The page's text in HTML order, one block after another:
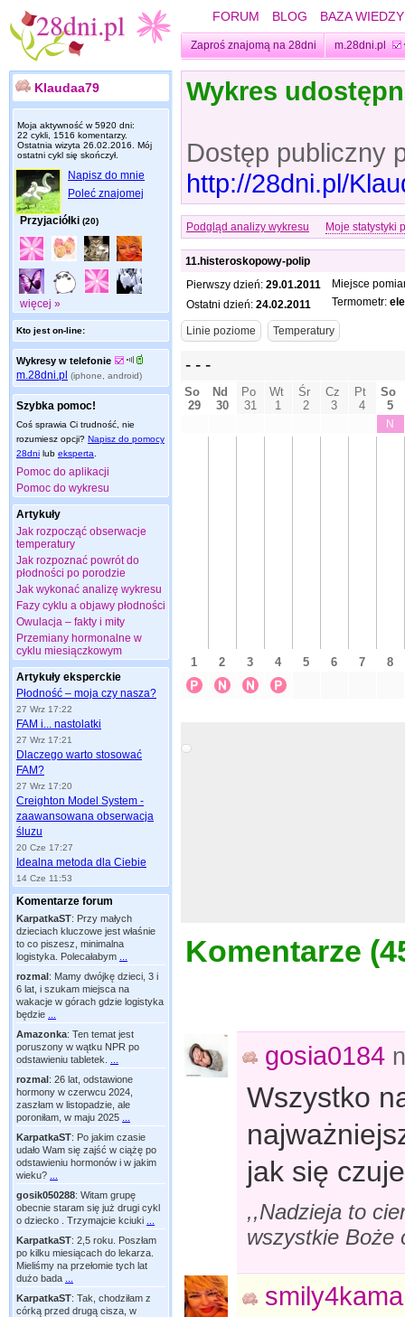
FORUM BLOG BAZA WIEDZY
Zaproś znajomą na 28dni m.28dni.pl
Klaudaa79
Moja aktywność w 5920 dni:
22 cykli, 1516 komentarzy.
Ostatnia wizyta 26.02.2016 . Mój
ostatni cykl się skończył.
Napisz do mnie
Poleć znajomej
Przyjaciółki (20)
więcej »
Kto jest on-line:
Wykresy w telefonie
m.28dni.pl (iphone, android)
Szybka pomoc!
Coś sprawia Ci trudność, nie
rozumiesz opcji? Napisz do pomocy
28dni lub eksperta
Pomoc do aplikacji
Pomoc do wykresu
Artykuły
Jak rozpocząć obserwacje
temperatury
Jak rozpoznać powrót do
płodności po porodzie
Jak wykonać analizę wykresu
Fazy cyklu a objawy płodności
Owulacja – fakty i mity
Przemiany hormonalne w
cyklu miesiączkowym
Artykuły eksperckie
Płodność – moja czy nasza?
27 Wrz 17:22
FAM i... nastolatki
27 Wrz 17:21
Dlaczego warto stosować
FAM?
27 Wrz 17:20
Creighton Model System -
zaawansowana obserwacja
śluzu
20 Cze 17:27
Idealna metoda dla Ciebie
14 Cze 11:53
Komentarze forum
KarpatkaST: Przy małych
dzieciach kluczowe jest właśnie
to co piszesz, minimalna
logistyka. Polecałabym
rozmal: Mamy dwójkę dzieci, 3 i
6 lat, i szukam miejsca na
wakacje w górach gdzie logistyka
będzie
Amazonka: Ten temat jest
poruszony w wątku NPR po
odstawieniu tabletek.
rozmal: 26 lat, odstawione
hormony w czerwcu 2024,
zaszłam w listopadzie, ale
poroniłam, w maju 2025
KarpatkaST: Po jakim czasie
udało Wam się zajść w ciążę po
odstawieniu hormonów i w jakim
wieku?
gosik050288: Witam grupę
obecnie staram się już drugi cykl
o dziecko . Trzymajcie kciuki
KarpatkaST: 2,5 roku. Poszłam
po kilku miesiącach do lekarza.
Mieliśmy na przełomie tych lat
dużo bada
KarpatkaST: Tak, chodziłam z
córką przed drugą cisza, w
Wykres
Dostęp publiczny
http://28dni.pl/
Podgląd analizy wykresu Moje statystyki
11.histeroskopowy-polip
Pierwszy dzień: 29.01.2011
Ostatni dzień: 24.02.2011
Miejsce
Termometr:
Komentarze (
gosia0184
Wszystko
jak się
,,Nadzieja to
wszystkie
smily4kama